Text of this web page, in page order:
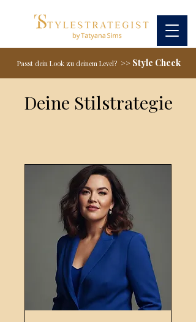
Passt dein Look zu deinem Level? >> Style Check
Deine Stilstrategie